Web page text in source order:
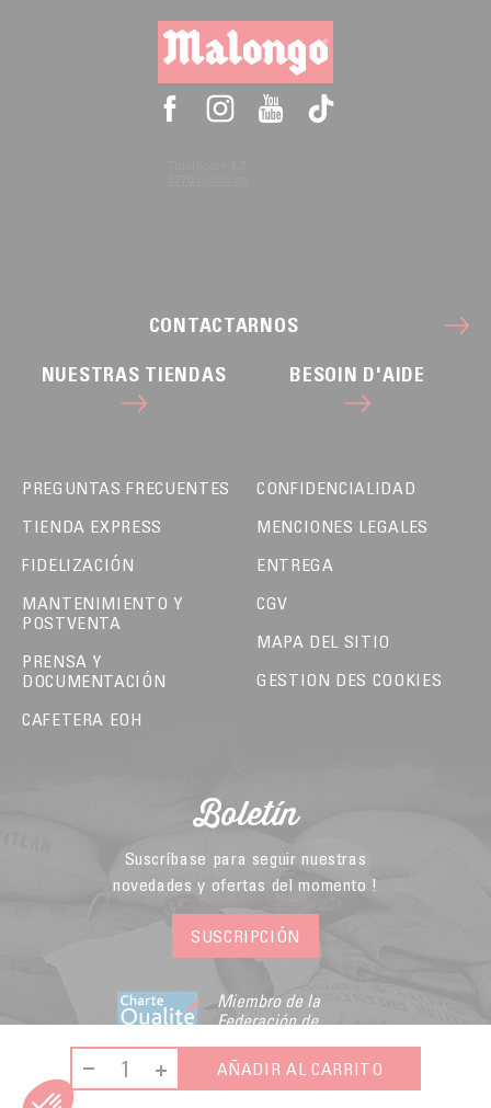
AÑADIR AL CARRITO
CONTACTARNOS
NUESTRAS TIENDAS BESOIN D'AIDE
PREGUNTAS FRECUENTES
TIENDA EXPRESS
FIDELIZACIÓN
MANTENIMIENTO Y
POSTVENTA
PRENSA Y
DOCUMENTACIÓN
CAFETERA EOH
CONFIDENCIALIDAD
MENCIONES LEGALES
ENTREGA
CGV
MAPA DEL SITIO
GESTION DES COOKIES
Boletín
Suscríbase para seguir nuestras
novedades y ofertas del momento !
SUSCRIPCIÓN
Miembro de la
Federación de
y Venta a Distancia